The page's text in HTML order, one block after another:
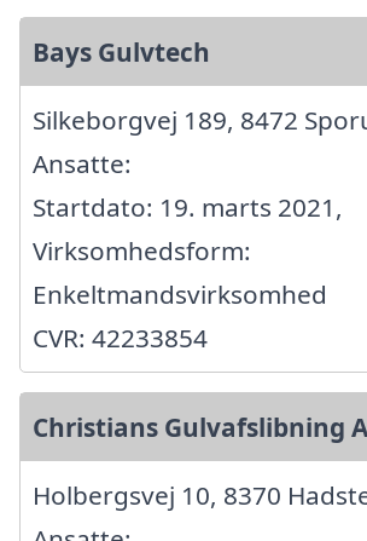
Bays Gulvtech
Silkeborgvej 189, 8472
Ansatte:
Startdato: 19. marts 2021,
Virksomhedsform:
Enkeltmandsvirksomhed
CVR: 42233854
Christians Gulvafslibning
Holbergsvej 10, 8370